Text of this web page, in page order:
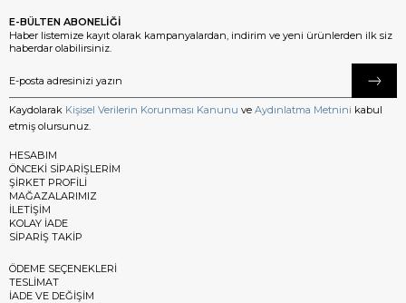
E-BÜLTEN ABONELİĞİ
Haber listemize kayıt olarak kampanyalardan, indirim ve yeni ürünlerden ilk siz
haberdar olabilirsiniz.
Kaydolarak Kişisel Verilerin Korunması Kanunu ve Aydınlatma Metnini kabul
etmiş olursunuz.
HESABIM
ÖNCEKİ SİPARİŞLERİM
ŞİRKET PROFİLİ
MAĞAZALARIMIZ
İLETİŞİM
KOLAY İADE
SİPARİŞ TAKİP
ÖDEME SEÇENEKLERİ
TESLİMAT
İADE VE DEĞİŞİM